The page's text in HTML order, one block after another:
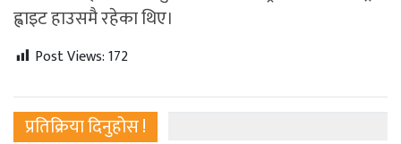
ह्वाइट हाउसमै रहेका थिए।
Post Views:172
प्रतिक्रिया दिनुहोस !